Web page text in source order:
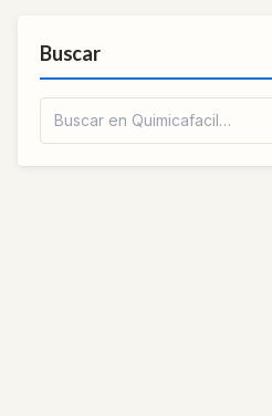
Buscar